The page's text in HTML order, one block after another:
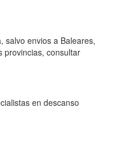
salvo envios a Baleares,
provincias, consultar
en descanso